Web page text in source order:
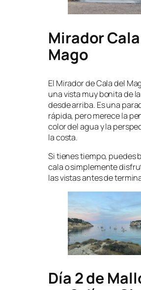
Mirador
Mago
El Mirador de Cala del
una vista muy bonita de
desde arriba. Es una
rápida, pero merece la
color del agua y la
la costa.
Si tienes tiempo, puedes
cala o simplemente
las vistas antes de
Día 2 de